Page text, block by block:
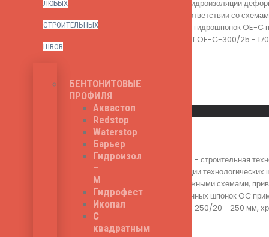
ЛЮБЫХ
СТРОИТЕЛЬНЫХ
ШВОВ
БЕНТОНИТОВЫЕ
ПРОФИЛЯ
Аквастоп
Redstop
Waterstop
Барьер
Гидроизол
–
М
Гидрофест
Икопал
С
квадратным
выполняет функцию гидроизоляции
осуществляется в соответствии со
территории РФ. Серия гидрошпонок OE-
гидрошпонки Litaproof OE-C-300/25 -
Быстрый просмотр
Litaproof OC-250/20
Litaproof OC-250/20 - строительная
функцию гидроизоляции
соответствии с монтажными схемами,
Серия гидроизоляционных шпонок OC
модели Litaproof OC-250/20 - 250 мм,